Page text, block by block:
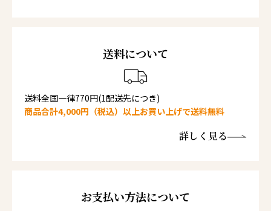
送料について
送料全国一律770円(1配送先につき)
商品合計4,000円（税込）以上お買い上げで送料無料
詳しく見る
お支払い方法について